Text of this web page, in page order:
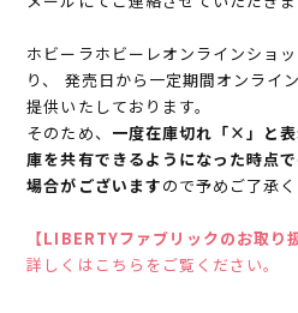
ホビーラホビーレオンラインショ
り、 発売日から一定期間オンライ
提供いたしております。
そのため、 一度在庫切れ「×」と
庫を共有できるようになった時点
場合がございますので予めご了承く
【LIBERTYファブリックのお取り
詳しくはこちらをご覧ください。